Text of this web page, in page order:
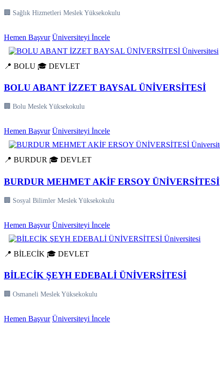
🏢 Sağlık Hizmetleri Meslek Yüksekokulu
Hemen Başvur Üniversiteyi İncele
📍 BOLU 🎓 DEVLET
BOLU ABANT İZZET BAYSAL ÜNİVERSİTESİ
🏢 Bolu Meslek Yüksekokulu
Hemen Başvur Üniversiteyi İncele
📍 BURDUR 🎓 DEVLET
BURDUR MEHMET AKİF ERSOY ÜNİVERSİTESİ
🏢 Sosyal Bilimler Meslek Yüksekokulu
Hemen Başvur Üniversiteyi İncele
📍 BİLECİK 🎓 DEVLET
BİLECİK ŞEYH EDEBALİ ÜNİVERSİTESİ
🏢 Osmaneli Meslek Yüksekokulu
Hemen Başvur Üniversiteyi İncele